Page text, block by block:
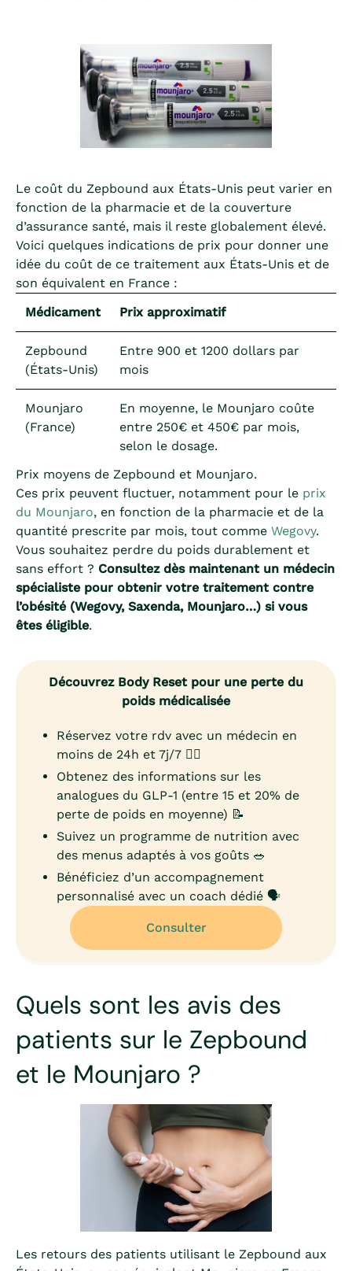
Le coût du Zepbound aux États-Unis peut varier en
fonction de la pharmacie et de la couverture
d’assurance santé, mais il reste globalement élevé.
Voici quelques indications de prix pour donner une
idée du coût de ce traitement aux États-Unis et de
son équivalent en France :
Médicament
Prix approximatif
Zepbound
(États-Unis)
Entre 900 et 1200 dollars par
mois
Mounjaro
(France)
En moyenne, le Mounjaro coûte
entre 250€ et 450€ par mois,
selon le dosage.
Prix moyens de Zepbound et Mounjaro.
Ces prix peuvent fluctuer, notamment pour le prix
du Mounjaro, en fonction de la pharmacie et de la
quantité prescrite par mois, tout comme Wegovy.
Vous souhaitez perdre du poids durablement et
sans effort ? Consultez dès maintenant un médecin
spécialiste pour obtenir votre traitement contre
l’obésité (Wegovy, Saxenda, Mounjaro…) si vous
êtes éligible.
Découvrez Body Reset pour une perte du
poids médicalisée
Réservez votre rdv avec un médecin en
moins de 24h et 7j/7 👨‍⚕️
Obtenez des informations sur les
analogues du GLP-1 (entre 15 et 20% de
perte de poids en moyenne) 📝
Suivez un programme de nutrition avec
des menus adaptés à vos goûts 🥗
Bénéficiez d’un accompagnement
personnalisé avec un coach dédié 🗣️
Consulter
Quels sont les avis des
patients sur le Zepbound
et le Mounjaro ?
Les retours des patients utilisant le Zepbound aux